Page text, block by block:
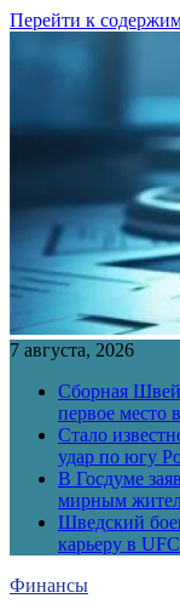
Перейти к
7 августа, 2026
Сборная
первое место
Стало
удар по югу
В Госдуме
мирным
Шведский
карьеру в
Финансы